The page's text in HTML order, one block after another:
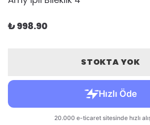
₺ 998.90
STOKTA YOK